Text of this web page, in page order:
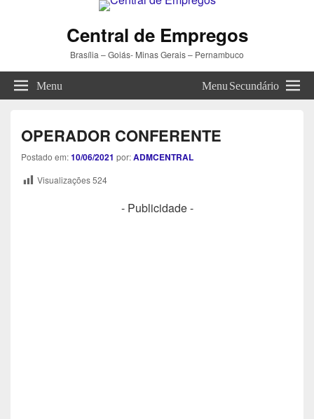
Central de Empregos
Brasília – Goiás- Minas Gerais – Pernambuco
Menu Menu Secundário
OPERADOR CONFERENTE
Postado em:10/06/2021 por:ADMCENTRAL
Visualizações524
- Publicidade -